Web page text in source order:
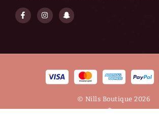
© Nills Boutique 2026